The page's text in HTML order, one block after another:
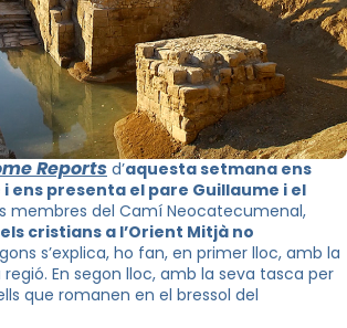
Reports d’aquesta setmana ens
ens presenta el pare Guillaume i el
membres del Camí Neocatecumenal,
cristians a l’Orient Mitjà no
s’explica, ho fan, en primer lloc, amb la
En segon lloc, amb la seva tasca per
que romanen en el bressol del